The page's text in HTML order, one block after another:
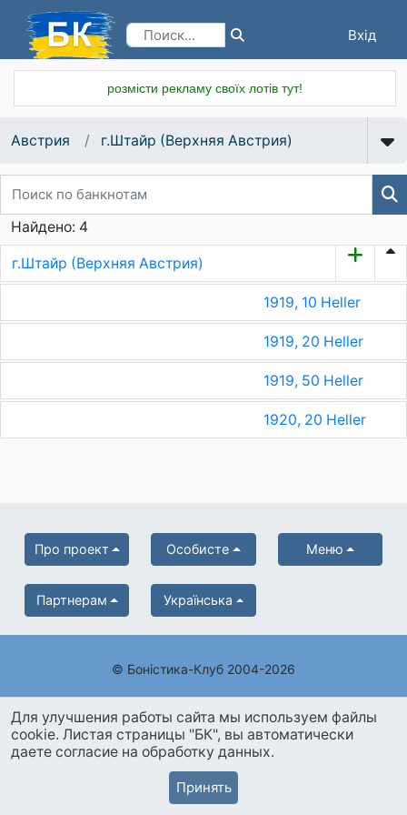
Вхід
розмісти рекламу своїх лотів тут!
Австрия г.Штайр (Верхняя Австрия)
Найдено: 4
г.Штайр (Верхняя Австрия)
1919, 10 Heller
1919, 20 Heller
1919, 50 Heller
1920, 20 Heller
Про проект Особисте Меню
Партнерам Українська
© Боністика-Клуб 2004-2026
Для улучшения работы сайта мы используем файлы
cookie. Листая страницы "БК", вы автоматически
даете согласие на обработку данных.
Принять